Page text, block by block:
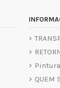
QUEM